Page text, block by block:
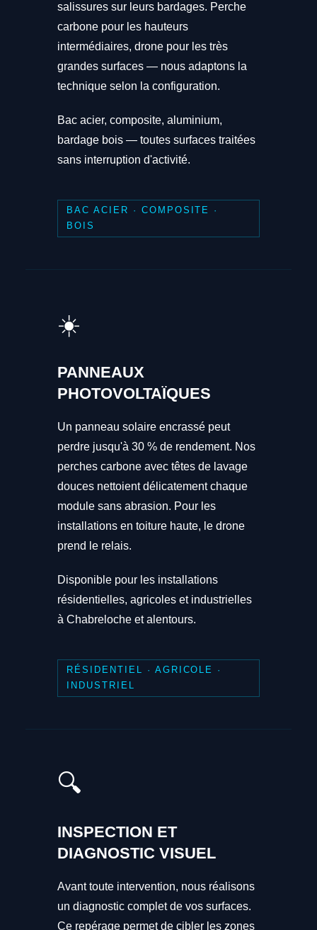
salissures sur leurs bardages. Perche
carbone pour les hauteurs
intermédiaires, drone pour les très
grandes surfaces — nous adaptons la
technique selon la configuration.
Bac acier, composite, aluminium,
bardage bois — toutes surfaces traitées
sans interruption d'activité.
BAC ACIER · COMPOSITE ·
BOIS
☀️
PANNEAUX
PHOTOVOLTAÏQUES
Un panneau solaire encrassé peut
perdre jusqu'à 30 % de rendement. Nos
perches carbone avec têtes de lavage
douces nettoient délicatement chaque
module sans abrasion. Pour les
installations en toiture haute, le drone
prend le relais.
Disponible pour les installations
résidentielles, agricoles et industrielles
à Chabreloche et alentours.
RÉSIDENTIEL · AGRICOLE ·
INDUSTRIEL
🔍
INSPECTION ET
DIAGNOSTIC VISUEL
Avant toute intervention, nous réalisons
un diagnostic complet de vos surfaces.
Ce repérage permet de cibler les zones